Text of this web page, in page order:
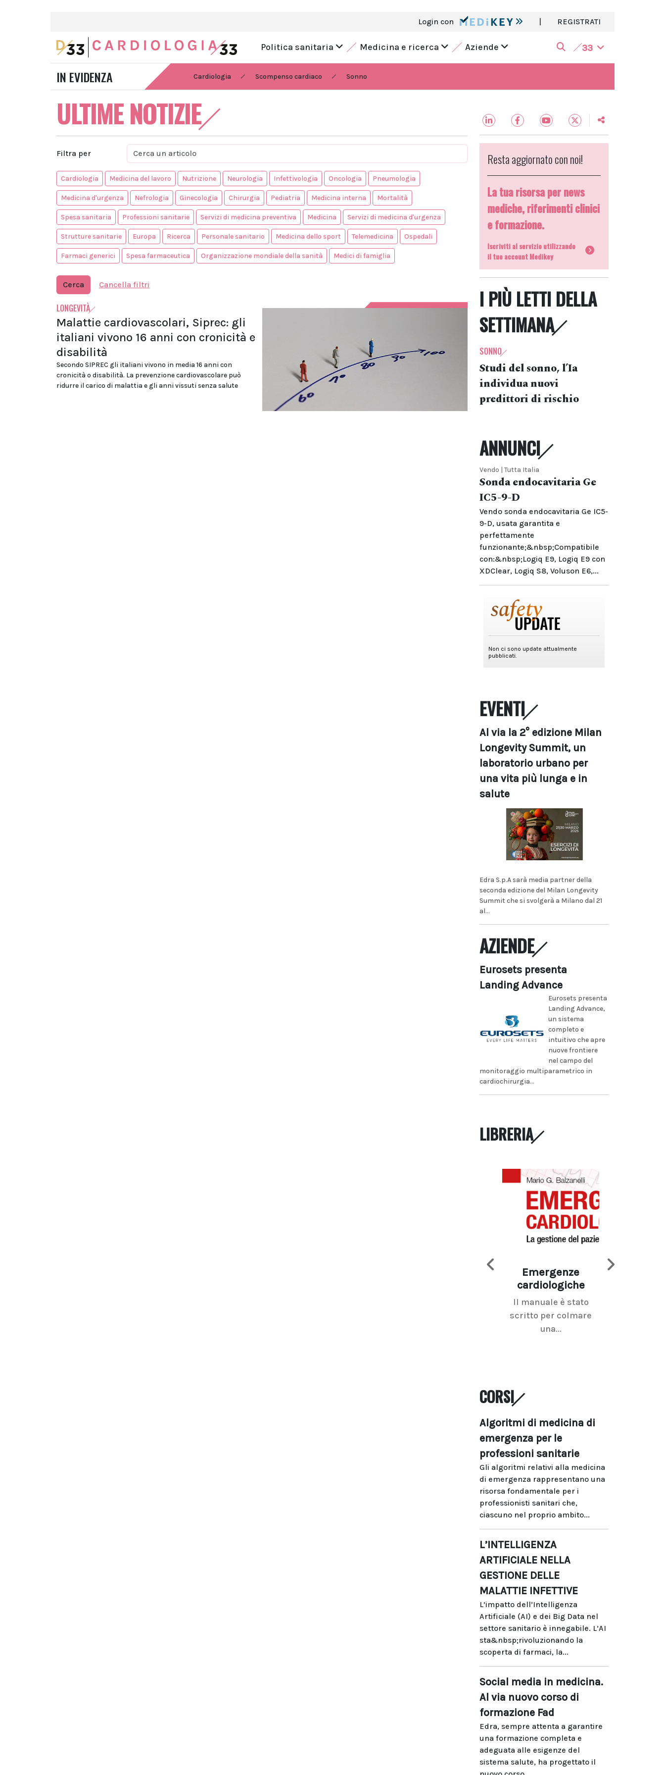
Login con | REGISTRATI
Politica sanitaria Medicina e ricerca Aziende 33
IN EVIDENZA Cardiologia Scompenso cardiaco Sonno
ULTIME NOTIZIE
Filtra per
Cardiologia Medicina del lavoro Nutrizione Neurologia Infettivologia Oncologia Pneumologia
Medicina d'urgenza Nefrologia Ginecologia Chirurgia Pediatria Medicina interna Mortalità
Spesa sanitaria Professioni sanitarie Servizi di medicina preventiva Medicina Servizi di medicina d'urgenza
Strutture sanitarie Europa Ricerca Personale sanitario Medicina dello sport Telemedicina Ospedali
Farmaci generici Spesa farmaceutica Organizzazione mondiale della sanità Medici di famiglia
Cerca Cancella filtri
LONGEVITÀ
Malattie cardiovascolari, Siprec: gli
italiani vivono 16 anni con cronicità e
disabilità
Secondo SIPREC gli italiani vivono in media 16 anni con
cronicità o disabilità. La prevenzione cardiovascolare può
ridurre il carico di malattia e gli anni vissuti senza salute
Resta aggiornato con noi!
La tua risorsa per news
mediche, riferimenti clinici
e formazione.
Iscriviti al servizio utilizzando
il tuo account Medikey
I PIÙ LETTI DELLA
SETTIMANA
SONNO
Studi del sonno, l’Ia
individua nuovi
predittori di rischio
ANNUNCI
Vendo | Tutta Italia
Sonda endocavitaria Ge
IC5-9-D
Vendo sonda endocavitaria Ge IC5-
9-D, usata garantita e
perfettamente
funzionante;&nbsp;Compatibile
con:&nbsp;Logiq E9, Logiq E9 con
XDClear, Logiq S8, Voluson E6,...
EVENTI
Al via la 2° edizione Milan
Longevity Summit, un
laboratorio urbano per
una vita più lunga e in
salute
Edra S.p.A sarà media partner della
seconda edizione del Milan Longevity
Summit che si svolgerà a Milano dal 21
al...
AZIENDE
Eurosets presenta
Landing Advance
Eurosets presenta
Landing Advance,
un sistema
completo e
intuitivo che apre
nuove frontiere
nel campo del
monitoraggio multiparametrico in
cardiochirurgia...
LIBRERIA
Emergenze
cardiologiche
Il manuale è stato
scritto per colmare
una...
CORSI
Algoritmi di medicina di
emergenza per le
professioni sanitarie
Gli algoritmi relativi alla medicina
di emergenza rappresentano una
risorsa fondamentale per i
professionisti sanitari che,
ciascuno nel proprio ambito...
L’INTELLIGENZA
ARTIFICIALE NELLA
GESTIONE DELLE
MALATTIE INFETTIVE
L’impatto dell’Intelligenza
Artificiale (AI) e dei Big Data nel
settore sanitario è innegabile. L’AI
sta&nbsp;rivoluzionando la
scoperta di farmaci, la...
Social media in medicina.
Al via nuovo corso di
formazione Fad
Edra, sempre attenta a garantire
una formazione completa e
adeguata alle esigenze del
sistema salute, ha progettato il